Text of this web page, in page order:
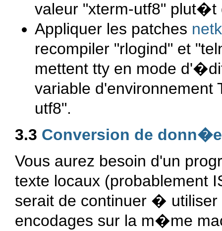
valeur "xterm-utf8" plut�t
Appliquer les patches
recompiler "rlogind" et
mettent tty en mode
variable d'environnement
utf8".
3.3 Conversion de
Vous aurez besoin d'un
texte locaux (probablement
serait de continuer �
encodages sur la m�me